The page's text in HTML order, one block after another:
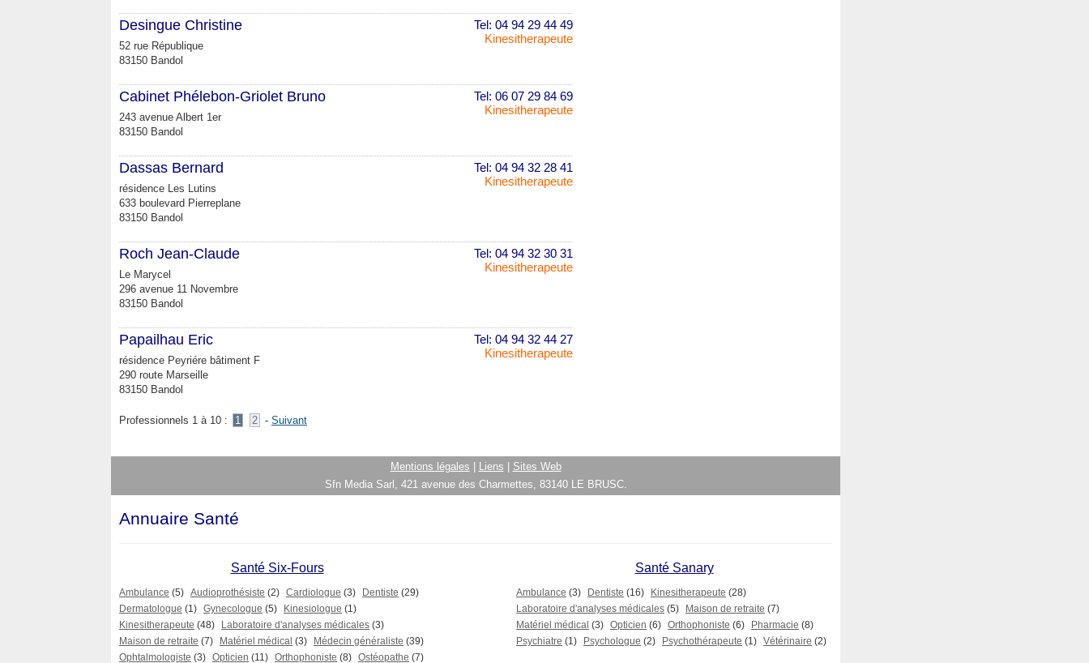
Tel: 04 94 29 44 49
Kinesitherapeute
Desingue Christine
52 rue République
83150 Bandol
Tel: 06 07 29 84 69
Kinesitherapeute
Cabinet Phélebon-Griolet Bruno
243 avenue Albert 1er
83150 Bandol
Tel: 04 94 32 28 41
Kinesitherapeute
Dassas Bernard
résidence Les Lutins
633 boulevard Pierreplane
83150 Bandol
Tel: 04 94 32 30 31
Kinesitherapeute
Roch Jean-Claude
Le Marycel
296 avenue 11 Novembre
83150 Bandol
Tel: 04 94 32 44 27
Kinesitherapeute
Papailhau Eric
résidence Peyriére bâtiment F
290 route Marseille
83150 Bandol
Professionnels 1 à 10 : 1 2 - Suivant
Mentions légales Liens
Sites Web
Sfn Media Sarl, 421 avenue des Charmettes, 83140 LE BRUSC.
Annuaire Santé
Santé Six-Fours
Ambulance (5) Audioprothésiste (2) Cardiologue (3) Dentiste (29)
Dermatologue (1) Gynecologue (5) Kinesiologue (1)
Kinesitherapeute (48) Laboratoire d'analyses médicales (3)
Maison de retraite (7) Matériel médical (3) Médecin généraliste (39)
Ophtalmologiste (3) Opticien (11) Orthophoniste (8) Ostéopathe (7)
Santé Sanary
Ambulance (3) Dentiste (16) Kinesitherapeute (28)
Laboratoire d'analyses médicales (5) Maison de retraite (7)
Matériel médical (3) Opticien (6) Orthophoniste (6) Pharmacie (8)
Psychiatre (1) Psychologue (2) Psychothérapeute (1) Vétérinaire (2)